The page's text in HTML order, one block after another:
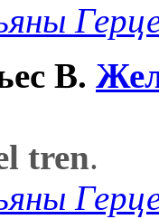
В.
tren.